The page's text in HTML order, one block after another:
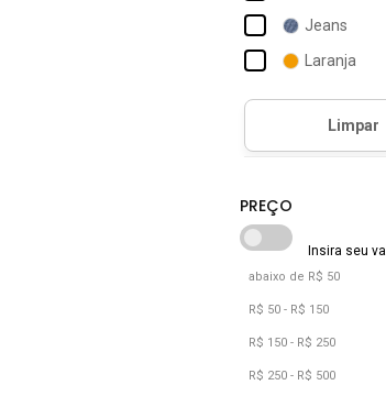
Jeans
Laranja
Marrom
Multicolorido
Preto
abaixo de R$ 50
R$ 50 - R$ 150
R$ 150 - R$ 250
R$ 250 - R$ 500